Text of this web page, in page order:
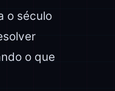
o século
o que